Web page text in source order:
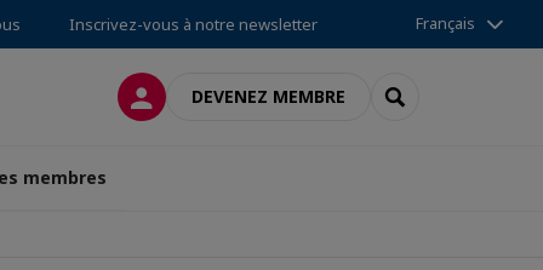
Inscrivez-vous à notre newsletter Français
CONNEXIONDEVENEZ MEMBRE RECHERCHER
membres